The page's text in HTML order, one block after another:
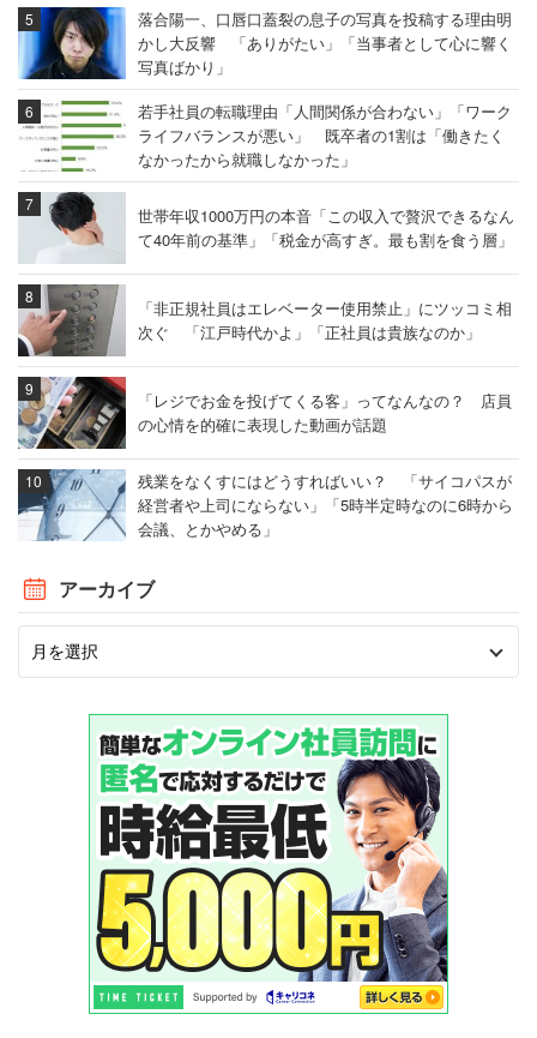
落合陽一、口唇口蓋裂の息子の写真を投稿する理由明
かし大反響 「ありがたい」「当事者として心に響く
写真ばかり」
若手社員の転職理由「人間関係が合わない」「ワーク
ライフバランスが悪い」 既卒者の1割は「働きたく
なかったから就職しなかった」
世帯年収1000万円の本音「この収入で贅沢できるなん
て40年前の基準」「税金が高すぎ。最も割を食う層」
「非正規社員はエレベーター使用禁止」にツッコミ相
次ぐ 「江戸時代かよ」「正社員は貴族なのか」
「レジでお金を投げてくる客」ってなんなの？ 店員
の心情を的確に表現した動画が話題
残業をなくすにはどうすればいい？ 「サイコパスが
経営者や上司にならない」「5時半定時なのに6時から
会議、とかやめる」
アーカイブ